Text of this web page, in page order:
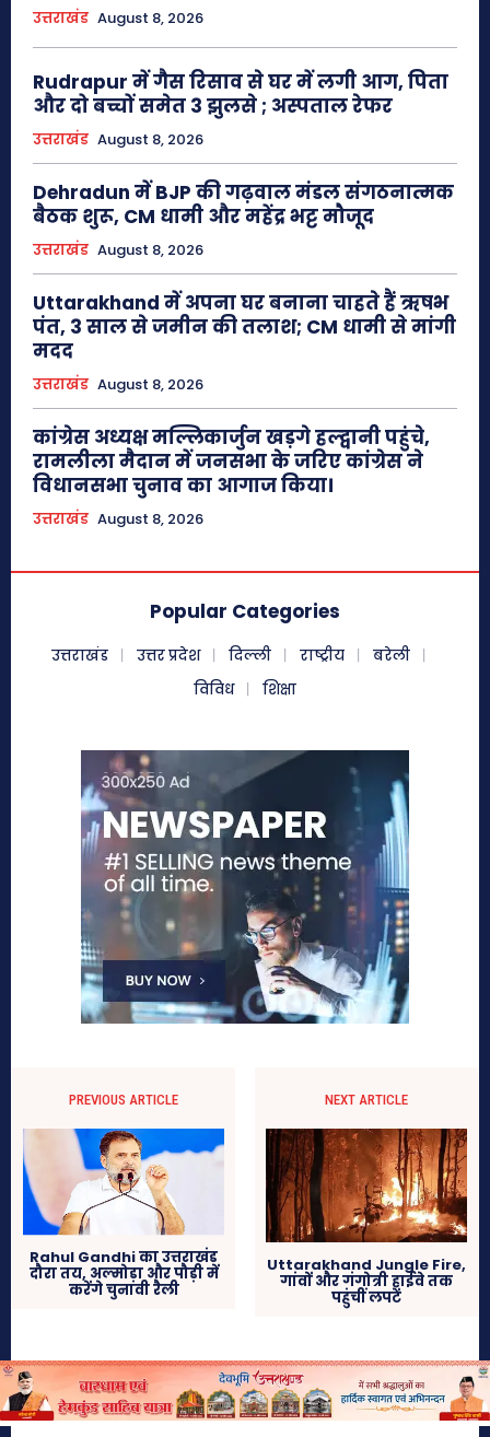
उत्तराखंड August 8, 2026
Rudrapur में गैस रिसाव से घर में लगी आग, पिता
और दो बच्चों समेत 3 झुलसे ; अस्पताल रेफर
उत्तराखंड August 8, 2026
Dehradun में BJP की गढ़वाल मंडल संगठनात्मक
बैठक शुरू, CM धामी और महेंद्र भट्ट मौजूद
उत्तराखंड August 8, 2026
Uttarakhand में अपना घर बनाना चाहते हैं ऋषभ
पंत, 3 साल से जमीन की तलाश; CM धामी से मांगी
मदद
उत्तराखंड August 8, 2026
कांग्रेस अध्यक्ष मल्लिकार्जुन खड़गे हल्द्वानी पहुंचे,
रामलीला मैदान में जनसभा के जरिए कांग्रेस ने
विधानसभा चुनाव का आगाज किया।
उत्तराखंड August 8, 2026
Popular Categories
उत्तराखंड उत्तर प्रदेश दिल्ली राष्ट्रीय
बरेली
विविध
शिक्षा
PREVIOUS ARTICLE
Rahul Gandhi का उत्तराखंड
दौरा तय, अल्मोड़ा और पौड़ी में
करेंगे चुनावी रैली
NEXT ARTICLE
Uttarakhand Jungle Fire,
गांवों और गंगोत्री हाईवे तक
पहुंचीं लपटें